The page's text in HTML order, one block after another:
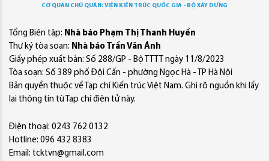
CƠ QUAN CHỦ QUẢN: VIỆN KIẾN TRÚC QUỐC GIA - BỘ XÂY DỰNG
Tổng Biên tập: Nhà báo Phạm Thị Thanh Huyền
Thư ký tòa soạn: Nhà báo Trần Văn Ánh
Giấy phép xuất bản: Số 288/GP - Bộ TTTT ngày 11/8/2023
Tòa soạn: Số 389 phố Đội Cấn - phường Ngọc Hà - TP Hà Nội
Bản quyền thuộc về Tạp chí Kiến trúc Việt Nam. Ghi rõ nguồn khi lấy
lại thông tin từ Tạp chí điện tử này.
Điện thoại: 0243 762 0132
Hotline: 096 432 8383
Email: tcktvn@gmail.com